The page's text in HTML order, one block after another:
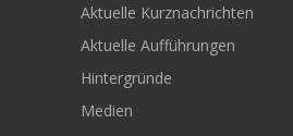
Aktuelle Kurznachrichten
Aktuelle Aufführungen
Hintergründe
Medien